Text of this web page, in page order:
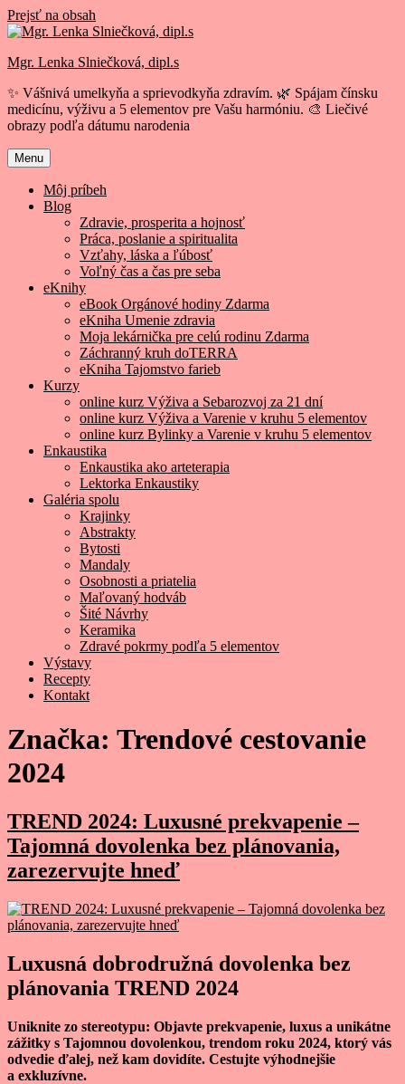
Prejsť na obsah
Mgr. Lenka Slniečková, dipl.s
✨ Vášnivá umelkyňa a sprievodkyňa zdravím. 🌿 Spájam čínsku
medicínu, výživu a 5 elementov pre Vašu harmóniu. 🎨 Liečivé
obrazy podľa dátumu narodenia
Menu
Môj príbeh
Blog
Zdravie, prosperita a hojnosť
Práca, poslanie a spiritualita
Vzťahy, láska a ľúbosť
Voľný čas a čas pre seba
eKnihy
eBook Orgánové hodiny Zdarma
eKniha Umenie zdravia
Moja lekárnička pre celú rodinu Zdarma
Záchranný kruh doTERRA
eKniha Tajomstvo farieb
Kurzy
online kurz Výživa a Sebarozvoj za 21 dní
online kurz Výživa a Varenie v kruhu 5 elementov
online kurz Bylinky a Varenie v kruhu 5 elementov
Enkaustika
Enkaustika ako arteterapia
Lektorka Enkaustiky
Galéria spolu
Krajinky
Abstrakty
Bytosti
Mandaly
Osobnosti a priatelia
Maľovaný hodváb
Šité Návrhy
Keramika
Zdravé pokrmy podľa 5 elementov
Výstavy
Recepty
Kontakt
Značka: Trendové cestovanie
2024
TREND 2024: Luxusné prekvapenie –
Tajomná dovolenka bez plánovania,
zarezervujte hneď
Luxusná dobrodružná dovolenka bez
plánovania TREND 2024
Uniknite zo stereotypu: Objavte prekvapenie, luxus a unikátne
zážitky s Tajomnou dovolenkou, trendom roku 2024, ktorý vás
odvedie ďalej, než kam dovidíte. Cestujte výhodnejšie
a exkluzívne.